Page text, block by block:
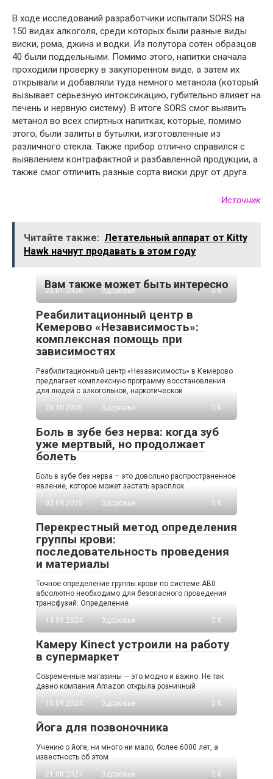
В ходе исследований разработчики испытали SORS на
150 видах алкоголя, среди которых были разные виды
виски, рома, джина и водки. Из полутора сотен образцов
40 были поддельными. Помимо этого, напитки сначала
проходили проверку в закупоренном виде, а затем их
открывали и добавляли туда немного метанола (который
вызывает серьезную интоксикацию, губительно влияет на
печень и нервную систему). В итоге SORS смог выявить
метанол во всех спиртных напитках, которые, помимо
этого, были залиты в бутылки, изготовленные из
различного стекла. Также прибор отлично справился с
выявлением контрафактной и разбавленной продукции, а
также смог отличить разные сорта виски друг от друга.
Источник
Читайте также: Летательный аппарат от Kitty
Hawk начнут продавать в этом году
Вам также может быть интересно
23.01.2026 Здоровье 0
Реабилитационный центр в
Кемерово «Независимость»:
комплексная помощь при
зависимостях
Реабилитационный центр «Независимость» в Кемерово
предлагает комплексную программу восстановления
для людей с алкогольной, наркотической
28.10.2025
Здоровье 0
Боль в зубе без нерва: когда зуб
уже мертвый, но продолжает
болеть
Боль в зубе без нерва – это довольно распространенное
явление, которое может застать врасплох
03.09.2025
Здоровье 0
Перекрестный метод определения
группы крови:
последовательность проведения
и материалы
Точное определение группы крови по системе AB0
абсолютно необходимо для безопасного проведения
трансфузий. Определение
14.09.2024
Здоровье 0
Камеру Kinect устроили на работу
в супермаркет
Современные магазины — это модно и важно. Не так
давно компания Amazon открыла розничный
10.09.2024
Здоровье 0
Йога для позвоночника
Учению о йоге, ни много ни мало, более 6000 лет, а
известность об этом
21.08.2024
Здоровье 0